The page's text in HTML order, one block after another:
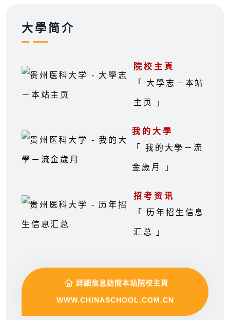
大學简介
院校主頁
「 大學志－本站
主页 」
我的大學
「 我的大學－流
金歲月 」
招考资讯
「 历年招生信息
汇总 」
詳細信息訪問本站院校主頁
WWW.CHINASCHOOL.COM.CN